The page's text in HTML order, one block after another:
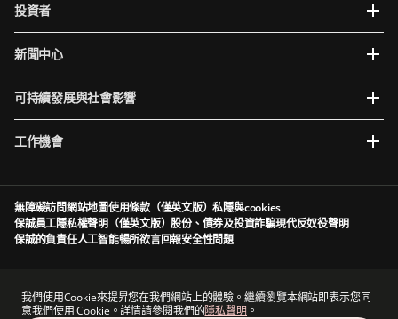
我們使用Cookie來提昇您在我們網站上的體驗。繼續瀏覽本網站即表示您同
意我們使用 Cookie。詳情請參閱我們的隱私聲明 。
投資者
新聞中心
可持續發展與社會影響
工作機會
無障礙訪問網站地圖使用條款（僅英文版）私隱與cookies
保誠員工隱私權聲明（僅英文版）股份、債券及投資詐騙現代反奴役聲明
保誠的負責任人工智能暢所欲言回報安全性問題
London, EC4M 7NG, United Kingdom。註冊編號為1397169。Prudential plc為一家控股公
司，其部分附屬公司由香港保險業監管局及其他監管機構授權及規管（視情況而定）。香港主
要營業地點：香港中環港景街1號國際金融中心一期13 樓。